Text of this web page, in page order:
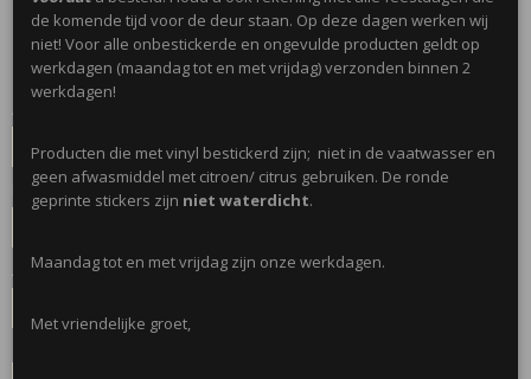
€ 0,45 (inclusief btw 21%)
Op voorraad- Levertijd 5 werkdagen
Afbeelding op sticker
Naam/ leeftijd of tekst
Aantal
de komende tijd voor de deur staan. Op deze dagen werken wij
niet! Voor alle onbestickerde en ongevulde producten geldt op
werkdagen (maandag tot en met vrijdag) verzonden binnen 2
werkdagen!
Producten die met vinyl bestickerd zijn; niet in de vaatwasser en
geen afwasmiddel met citroen/ citrus gebruiken. De ronde
geprinte stickers zijn niet waterdicht.
Maandag tot en met vrijdag zijn onze werkdagen.
Met vriendelijke groet,